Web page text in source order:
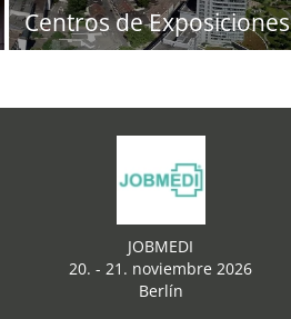
Centros de Exposiciones
JOBMEDI
20. - 21. noviembre 2026
Berlín